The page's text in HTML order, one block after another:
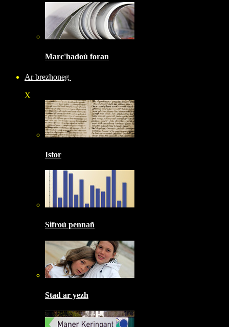
Marc'hadoù foran
Ar brezhoneg
X
Istor
Sifroù pennañ
Stad ar yezh